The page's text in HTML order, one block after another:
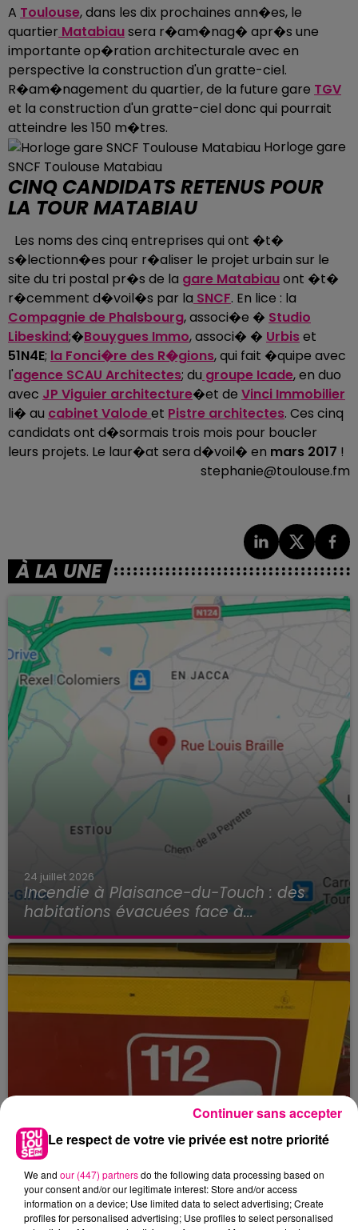
A Toulouse, dans les dix prochaines ann�es, le
quartier Matabiausera r�am�nag� apr�s une
importante op�ration architecturale avec en
perspective la construction d'un gratte-ciel.
R�am�nagement du quartier, de la future gare TGV
et la construction d'un gratte-ciel donc qui pourrait
atteindre les 150 m�tres.
Horloge gare
SNCF Toulouse Matabiau
CINQ CANDIDATS RETENUS POUR
LA TOUR MATABIAU
Les noms des cinq entreprises qui ont �t�
s�lectionn�es pour r�aliser le projet urbain sur le
site du tri postal pr�s de la gare Matabiauont �t�
r�cemment d�voil�s par la SNCF. En lice : la
Compagnie de Phalsbourg, associ�e � Studio
Libeskind;�Bouygues Immo, associ� � Urbiset
51N4E; la Fonci�re des R�gions, qui fait �quipe avec
l'agence SCAU Architectes; du groupe Icade, en duo
avec JP Viguier architecture�et de Vinci Immobilier
li� au cabinet Valodeet Pistre architectes. Ces cinq
candidats ont d�sormais trois mois pour boucler
leurs projets. Le laur�at sera d�voil� en mars 2017 !
stephanie@toulouse.fm
À LA UNE
24 juillet 2026
Incendie à Plaisance-du-Touch : des
habitations évacuées face à...
Le respect de votre vie privée est notre priorité
We and our (447) partnersdo the following data processing based on
your consent and/or our legitimate interest: Store and/or access
information on a device; Use limited data to select advertising; Create
profiles for personalised advertising; Use profiles to select personalised
Continuer sans accepter